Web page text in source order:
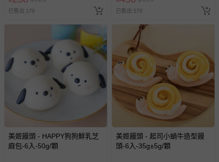
已售出 179 已售出 579
美姬饅頭 - HAPPY狗狗鮮乳芝
麻包-6入-50g/顆
美姬饅頭 - 起司小蝸牛造型饅
頭-6入-35g±5g/顆